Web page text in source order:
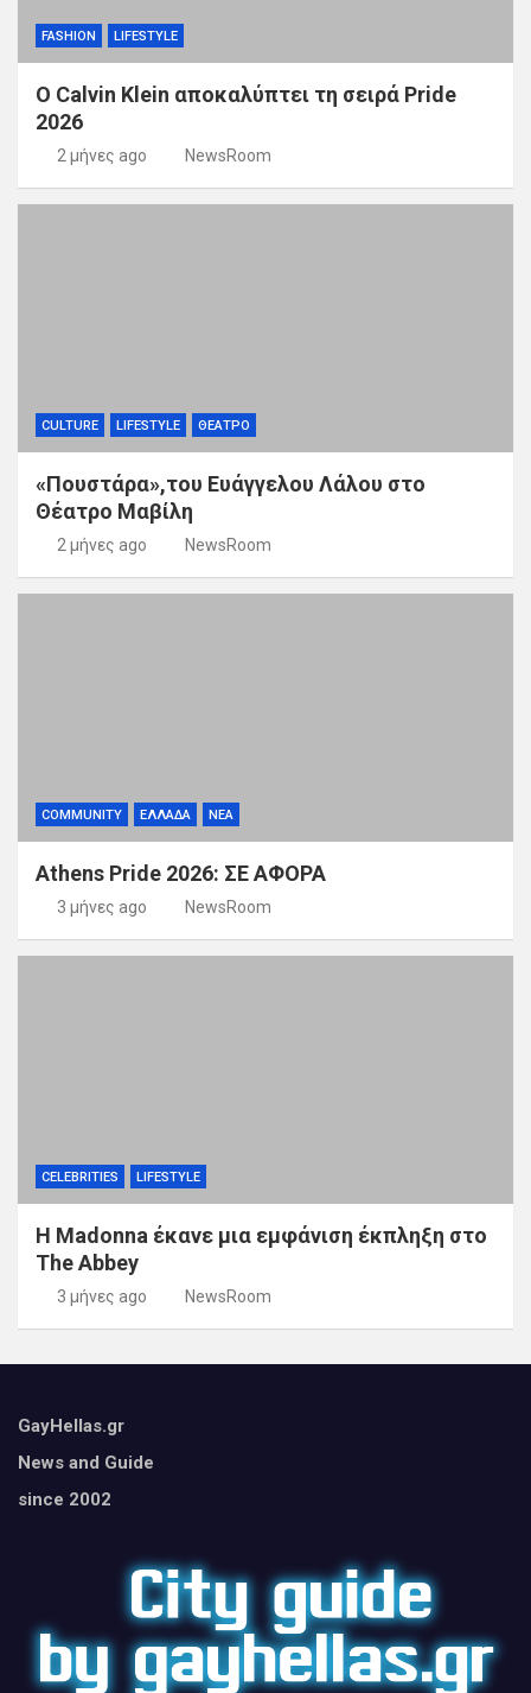
FASHION LIFESTYLE
Ο Calvin Klein αποκαλύπτει τη σειρά Pride
2026
2 μήνες ago NewsRoom
CULTURE LIFESTYLE ΘΕΑΤΡΟ
«Πουστάρα»,του Ευάγγελου Λάλου στο
Θέατρο Μαβίλη
2 μήνες ago NewsRoom
COMMUNITY ΕΛΛΑΔΑ ΝΕΑ
Athens Pride 2026: ΣΕ ΑΦΟΡΑ
3 μήνες ago NewsRoom
CELEBRITIES LIFESTYLE
Η Madonna έκανε μια εμφάνιση έκπληξη στο
The Abbey
3 μήνες ago NewsRoom
GayHellas.gr
News and Guide
since 2002